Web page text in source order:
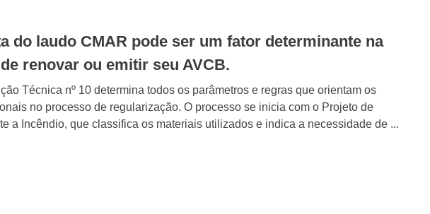
do laudo CMAR pode ser um fator determinante na
renovar ou emitir seu AVCB.
Técnica nº 10 determina todos os parâmetros e regras que orientam os
no processo de regularização. O processo se inicia com o Projeto de
a Incêndio, que classifica os materiais utilizados e indica a necessidade de ...